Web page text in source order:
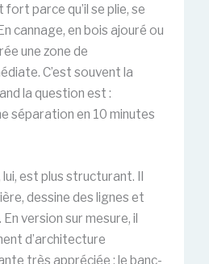
parce qu’il se plie, se
cannage, en bois ajouré ou
une zone de
C’est souvent la
la question est :
séparation en 10 minutes
est plus structurant. Il
dessine des lignes et
version sur mesure, il
d’architecture
très appréciée : le banc-